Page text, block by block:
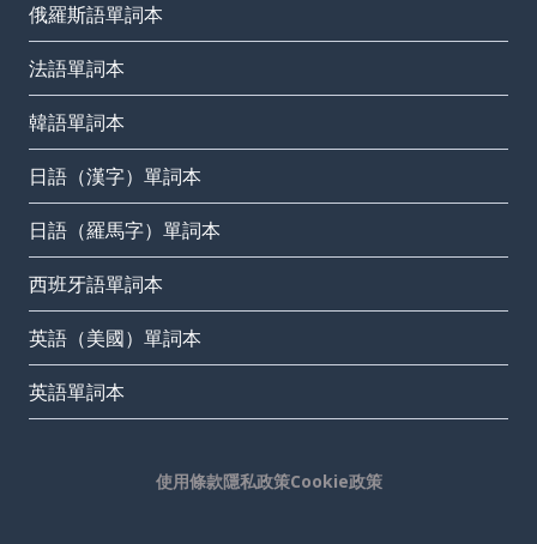
俄羅斯語單詞本
法語單詞本
韓語單詞本
日語（漢字）單詞本
日語（羅馬字）單詞本
西班牙語單詞本
英語（美國）單詞本
英語單詞本
使用條款隱私政策Cookie政策